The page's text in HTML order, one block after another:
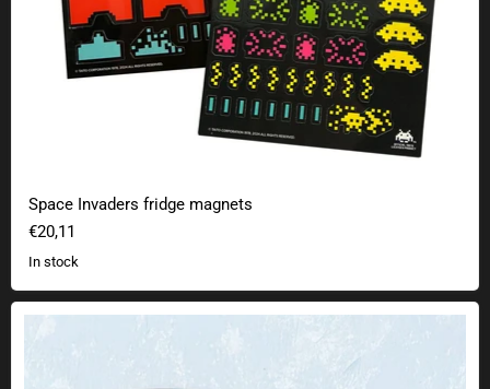
Space Invaders fridge magnets
€20,11
In stock